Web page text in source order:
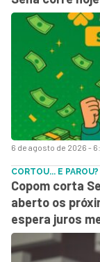
6 de agosto de 2026 -
CORTOU... E PAROU?
Copom corta
aberto os
espera juros